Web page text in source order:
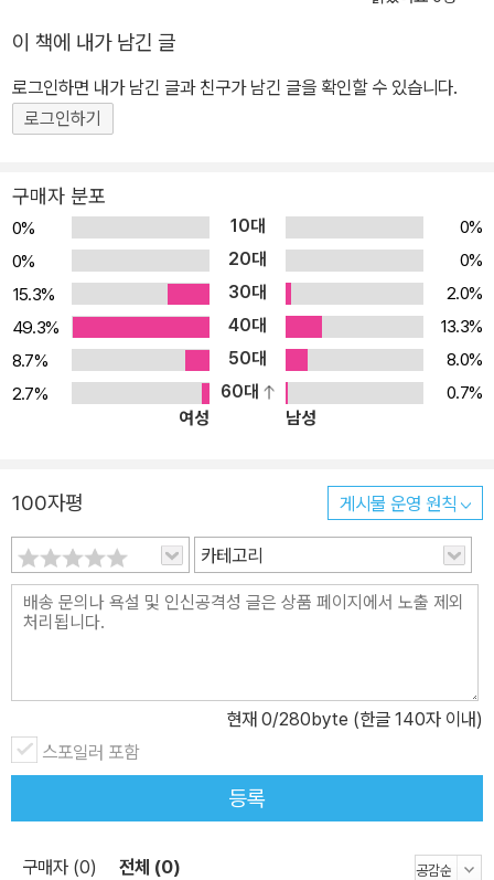
이 책에 내가 남긴 글
로그인하면 내가 남긴 글과 친구가 남긴 글을 확인할 수 있습니다.
로그인하기
구매자 분포
0% 10대
0%
0%
20대
0%
15.3%
30대
2.0%
49.3%
40대
13.3%
8.7%
50대
8.0%
2.7%
60대
0.7%
여성
남성
100자평 게시물 운영 원칙
카테고리
현재 0/280byte (한글 140자 이내)
스포일러 포함
등록
구매자 (0) 전체 (0)